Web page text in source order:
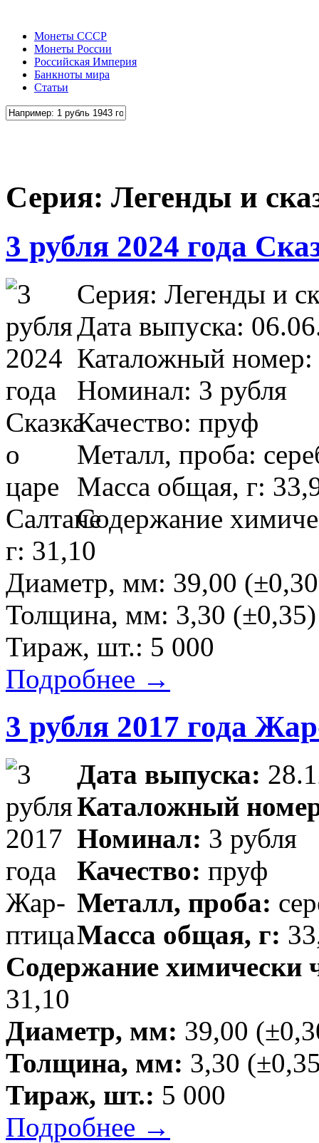
Монеты СССР
Монеты России
Российская Империя
Банкноты мира
Статьи
Серия: Легенды и
3 рубля 2024 года
Серия: Легенды и
Дата выпуска:
Каталожный номер:
Номинал: 3 рубля
Качество: пруф
Металл, проба:
Масса общая, г:
Содержание
г: 31,10
Диаметр, мм: 39,00
Толщина, мм: 3,30 (±0,35)
Тираж, шт.: 5 000
Подробнее →
3 рубля 2017 года
Дата выпуска:
Каталожный
Номинал: 3 рубля
Качество: пруф
Металл, проба:
Масса общая, г:
Содержание химически
31,10
Диаметр, мм: 39,00
Толщина, мм: 3,30
Тираж, шт.: 5 000
Подробнее →